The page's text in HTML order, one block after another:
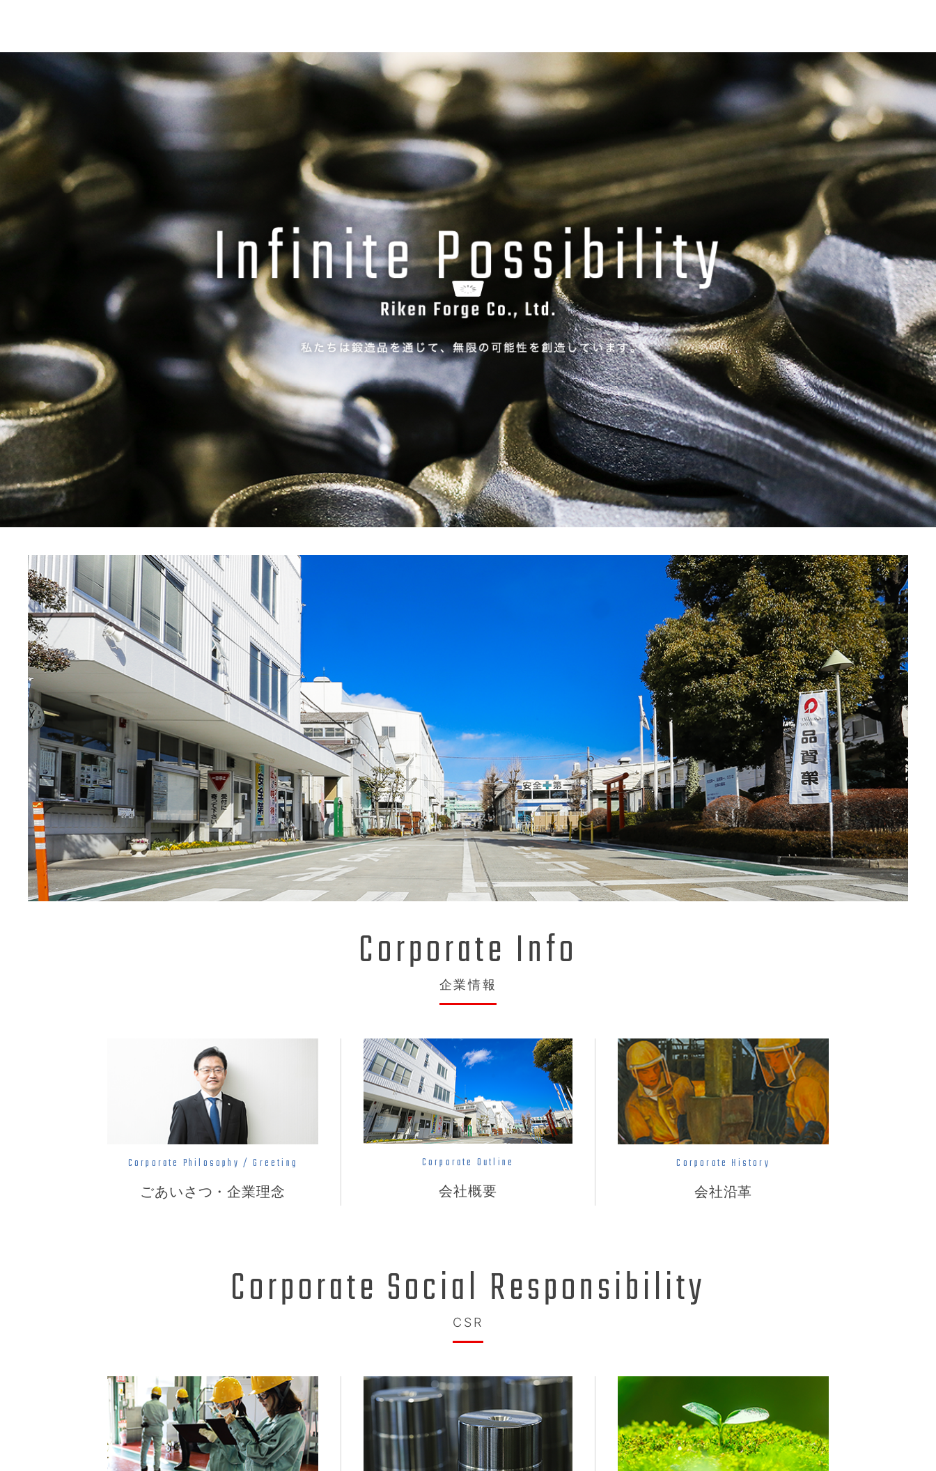
Corporate Info
企業情報
Corporate Philosophy / Greeting
ごあいさつ ・企業理念
Corporate Outline
会社概要
Corporate History
会社沿革
Corporate Social Responsibility
CSR